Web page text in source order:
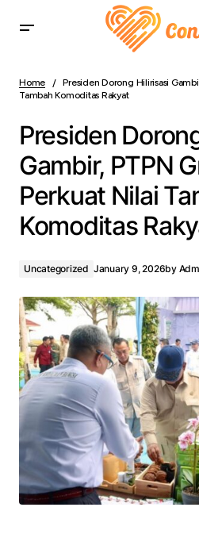
Perkuat Nilai Tambah Komoditas
Home
Presiden Dorong Hilirisasi
Tambah Komoditas Rakyat
Presiden
Gambir, PTPN
Perkuat Nilai
Komoditas
Uncategorized January 9, 2026by